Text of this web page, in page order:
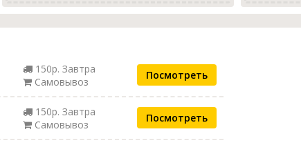
150р. Завтра
Самовывоз
Посмотреть
150р. Завтра
Самовывоз
Посмотреть